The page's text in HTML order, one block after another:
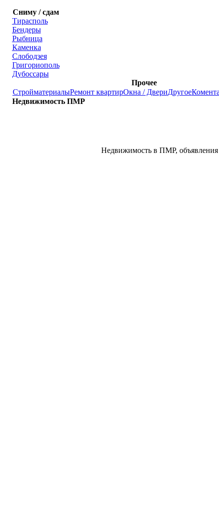
Сниму / сдам
Тирасполь
Бендеры
Рыбница
Каменка
Слободзея
Григориополь
Дубоссары
Прочее
СтройматериалыРемонт квартирОкна / ДвериДругое
Недвижимость ПМР
Недвижимость в ПМР, объявления